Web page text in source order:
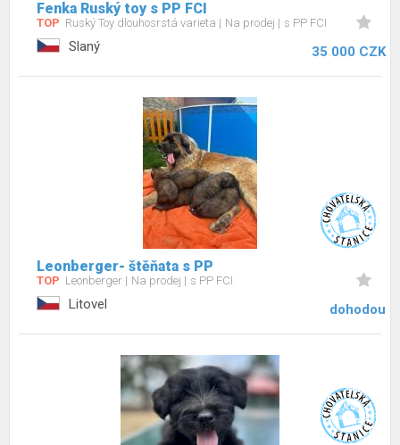
Fenka Ruský toy s PP FCI
TOP Ruský Toy dlouhosrstá varieta Na prodej s PP FCI
Slaný 35 000 CZK
Leonberger- štěňata s PP
TOP Leonberger Na prodej s PP FCI
Litovel dohodou